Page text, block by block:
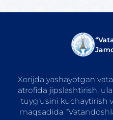
Xorijda yashayotgan
atrofida jipslashtirish,
tuyg‘usini kuchaytirish
maqsadida